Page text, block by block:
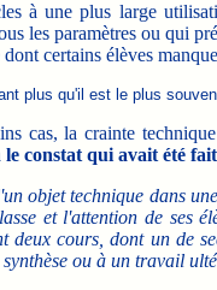
à une plus large
les paramètres ou qui
dont certains élèves
plus qu'il est le plus
cas, la crainte
le constat qui avait été
objet technique dans
et l'attention de ses
deux cours, dont un de
synthèse ou à un travail